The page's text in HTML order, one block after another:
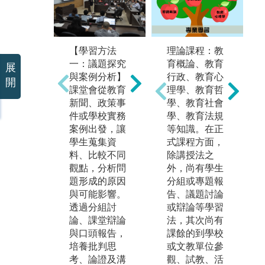
【學習方法
一：議題探究
與案例分析】
課堂會從教育
新聞、政策事
件或學校實務
案例出發，讓
學生蒐集資
料、比較不同
觀點，分析問
題形成的原因
與可能影響。
透過分組討
論、課堂辯論
與口頭報告，
培養批判思
考、論證及溝
【學習方法
二：資料分析
與數位實作】
學生透過教育
統計、研究方
法及教育大數
據相關課程，
學習閱讀調查
資料、整理資
訊及運用數據
理解教育問
題；也可接觸
AI、數位學
習、STEAM與
教育科技應
用，培養跨領
域及數位實作
能力。
理論課程：教
育概論、教育
行政、教育心
理學、教育哲
學、教育社會
學、教育法規
等知識。在正
式課程方面，
除講授法之
外，尚有學生
分組或專題報
告、議題討論
或辯論等學習
法，其次尚有
課餘的到學校
或文教單位參
觀、試教、活
展
開